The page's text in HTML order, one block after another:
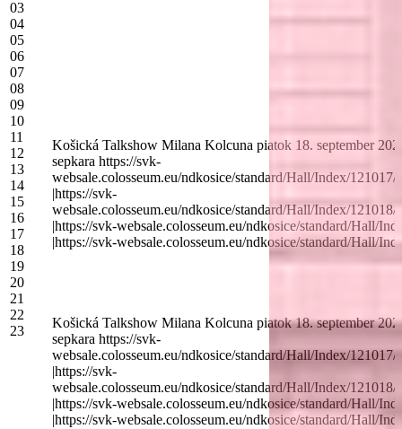
03
04
05
06
07
08
09
10
11
12
13
14
15
16
17
18
19
20
21
22
23
Košická Talkshow Milana Kolcuna piatok 18. september
sepkara https://svk-
websale.colosseum.eu/ndkosice/standard/Hall/Index/
|https://svk-
websale.colosseum.eu/ndkosice/standard/Hall/Index/
|https://svk-websale.colosseum.eu/ndkosice/standard/
|https://svk-websale.colosseum.eu/ndkosice/standard/
Košická Talkshow Milana Kolcuna piatok 18. september
sepkara https://svk-
websale.colosseum.eu/ndkosice/standard/Hall/Index/
|https://svk-
websale.colosseum.eu/ndkosice/standard/Hall/Index/
|https://svk-websale.colosseum.eu/ndkosice/standard/
|https://svk-websale.colosseum.eu/ndkosice/standard/